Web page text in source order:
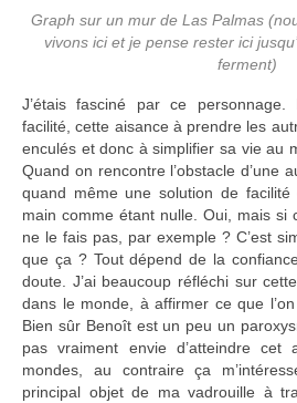
Graph sur un mur de Las Palmas
vivons ici et je pense rester ici
ferment)
J’étais fasciné par ce personnage.
facilité, cette aisance à prendre les
enculés et donc à simplifier sa vie au
Quand on rencontre l’obstacle d’une
quand même une solution de
main comme étant nulle. Oui, mais si
ne le fais pas, par exemple ? C’est
que ça ? Tout dépend de la
doute. J’ai beaucoup réfléchi sur
dans le monde, à affirmer ce que
Bien sûr Benoît est un peu un
pas vraiment envie d’atteindre cet
mondes, au contraire ça
principal objet de ma vadrouille à